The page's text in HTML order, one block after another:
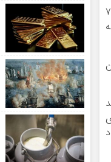
در مخالفت با اصل ۷۵